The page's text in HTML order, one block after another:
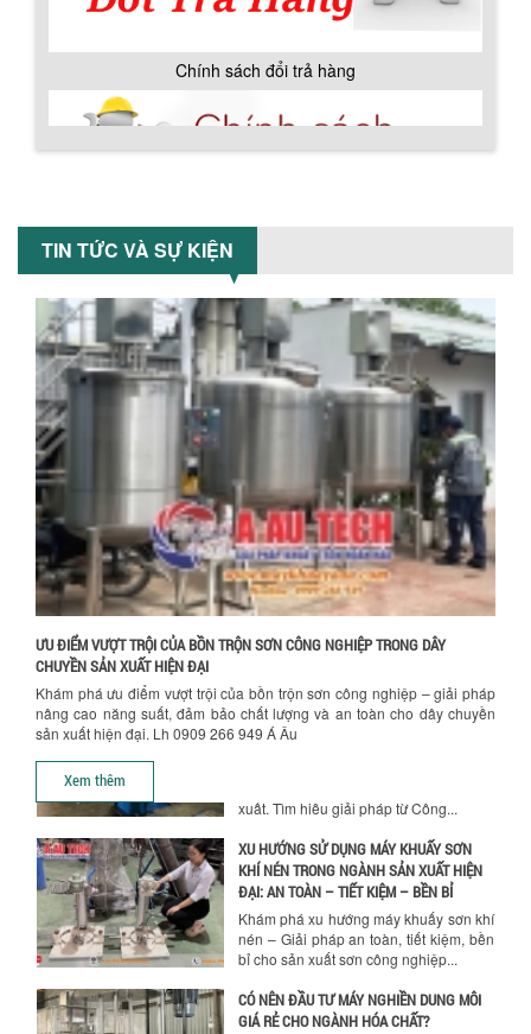
Chính sách đổi trả hàng
Chính sách bảo hành
Chính sách giao hàng
TIN TỨC VÀ SỰ KIỆN
ƯU ĐIỂM VƯỢT TRỘI CỦA BỒN TRỘN SƠN CÔNG NGHIỆP TRONG DÂY
CHUYỀN SẢN XUẤT HIỆN ĐẠI
Khám phá ưu điểm vượt trội của bồn trộn sơn công nghiệp – giải pháp
nâng cao năng suất, đảm bảo chất lượng và an toàn cho dây chuyền
sản xuất hiện đại. Lh 0909 266 949 Á Âu
Xem thêm
khuấy...
TỐI ƯU CHI PHÍ SẢN XUẤT VỚI MÁY TRỘN
SƠN CÔNG NGHIỆP HIỆN ĐẠI
nghiệp giúp doanh nghiệp tiết kiệm
CHỌN MÁY KHUẤY TRỘN HÓA CHẤT CHO
Khám phá những tiêu chí quan trọng
giúp doanh nghiệp lựa chọn máy khuấy
trộn hóa chất phù hợp. Từ máy khuấy
hóa...
NHỮNG YẾU TỐ QUYẾT ĐỊNH KHI CHỌN
BỒN KHUẤY SƠN: VẬT LIỆU, DUNG TÍCH VÀ
CÔNG SUẤT KHUẤY
Khám phá các yếu tố quan trọng khi
chọn bồn khuấy sơn: Vật liệu, dung tích
và công suất khuấy. Giải pháp tối...
BỒN KHUẤY TRỘN CHẤT LỎNG CHO
NGÀNH HÓA CHẤT: NHỮNG YẾU TỐ QUYẾT
ĐỊNH CHẤT LƯỢNG SẢN PHẨM CUỐI
CÙNG
Khám phá những yếu tố quan trọng
quyết định chất lượng sản phẩm khi sử
dụng bồn khuấy trộn chất lỏng trong...
TỐI ƯU CHI PHÍ ĐẦU TƯ NHỜ LỰA CHỌN
ĐÚNG DỤNG CỤ KHUẤY SƠN CHO DÂY
CHUYỀN SẢN XUẤT
xuất. Tìm hiểu giải pháp từ Công...
XU HƯỚNG SỬ DỤNG MÁY KHUẤY SƠN
KHÍ NÉN TRONG NGÀNH SẢN XUẤT HIỆN
ĐẠI: AN TOÀN – TIẾT KIỆM – BỀN BỈ
Khám phá xu hướng máy khuấy sơn khí
nén – Giải pháp an toàn, tiết kiệm, bền
bỉ cho sản xuất sơn công nghiệp...
CÓ NÊN ĐẦU TƯ MÁY NGHIỀN DUNG MÔI
GIÁ RẺ CHO NGÀNH HÓA CHẤT?